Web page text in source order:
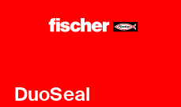
DuoSeal